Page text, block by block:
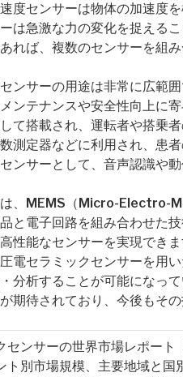
度センサーは物体の加速度
は急激な力の変化を捉える
れば、複数のセンサーを組
ンサーの用途は非常に広範
ンテナンスや安全性向上に
て搭載され、運転者や搭乗
測定器などに利用され、患
ンサーとして、音声認識や
、MEMS（Micro-Electro-
と電子回路を組み合わせた
性能なセンサーを実現で
電セラミックセンサーを用
分析することが可能になっ
期待されており、今後もそ
センサーの世界市場レポー
ト別市場規模、主要地域と